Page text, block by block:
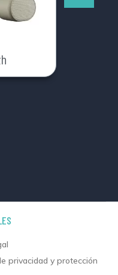
privacidad y protección